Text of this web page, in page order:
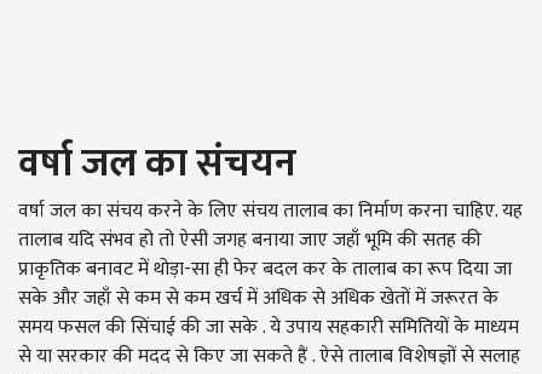
वर्षा जल का संचयन
वर्षा जल का संचय करने के लिए संचय तालाब का निर्माण करना चाहि‍ए. यह
तालाब यदि संभव हो तो ऐसी जगह बनाया जाए जहाँ भूमि की सतह की
प्राकृतिक बनावट में थोड़ा-सा ही फेर बदल कर के तालाब का रूप दिया जा
सके और जहाँ से कम से कम खर्च में अधिक से अधिक खेतों में जरूरत के
समय फसल की सिंचाई की जा सके . ये उपाय सहकारी समितियों के माध्यम
से या सरकार की मदद से किए जा सकते हैं . ऐसे तालाब विशेषज्ञों से सलाह